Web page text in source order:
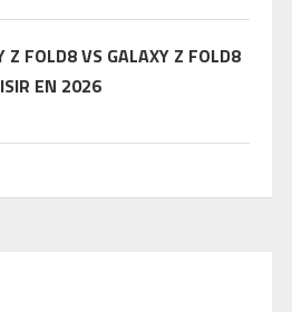
Z FOLD8 VS GALAXY Z FOLD8
EN 2026